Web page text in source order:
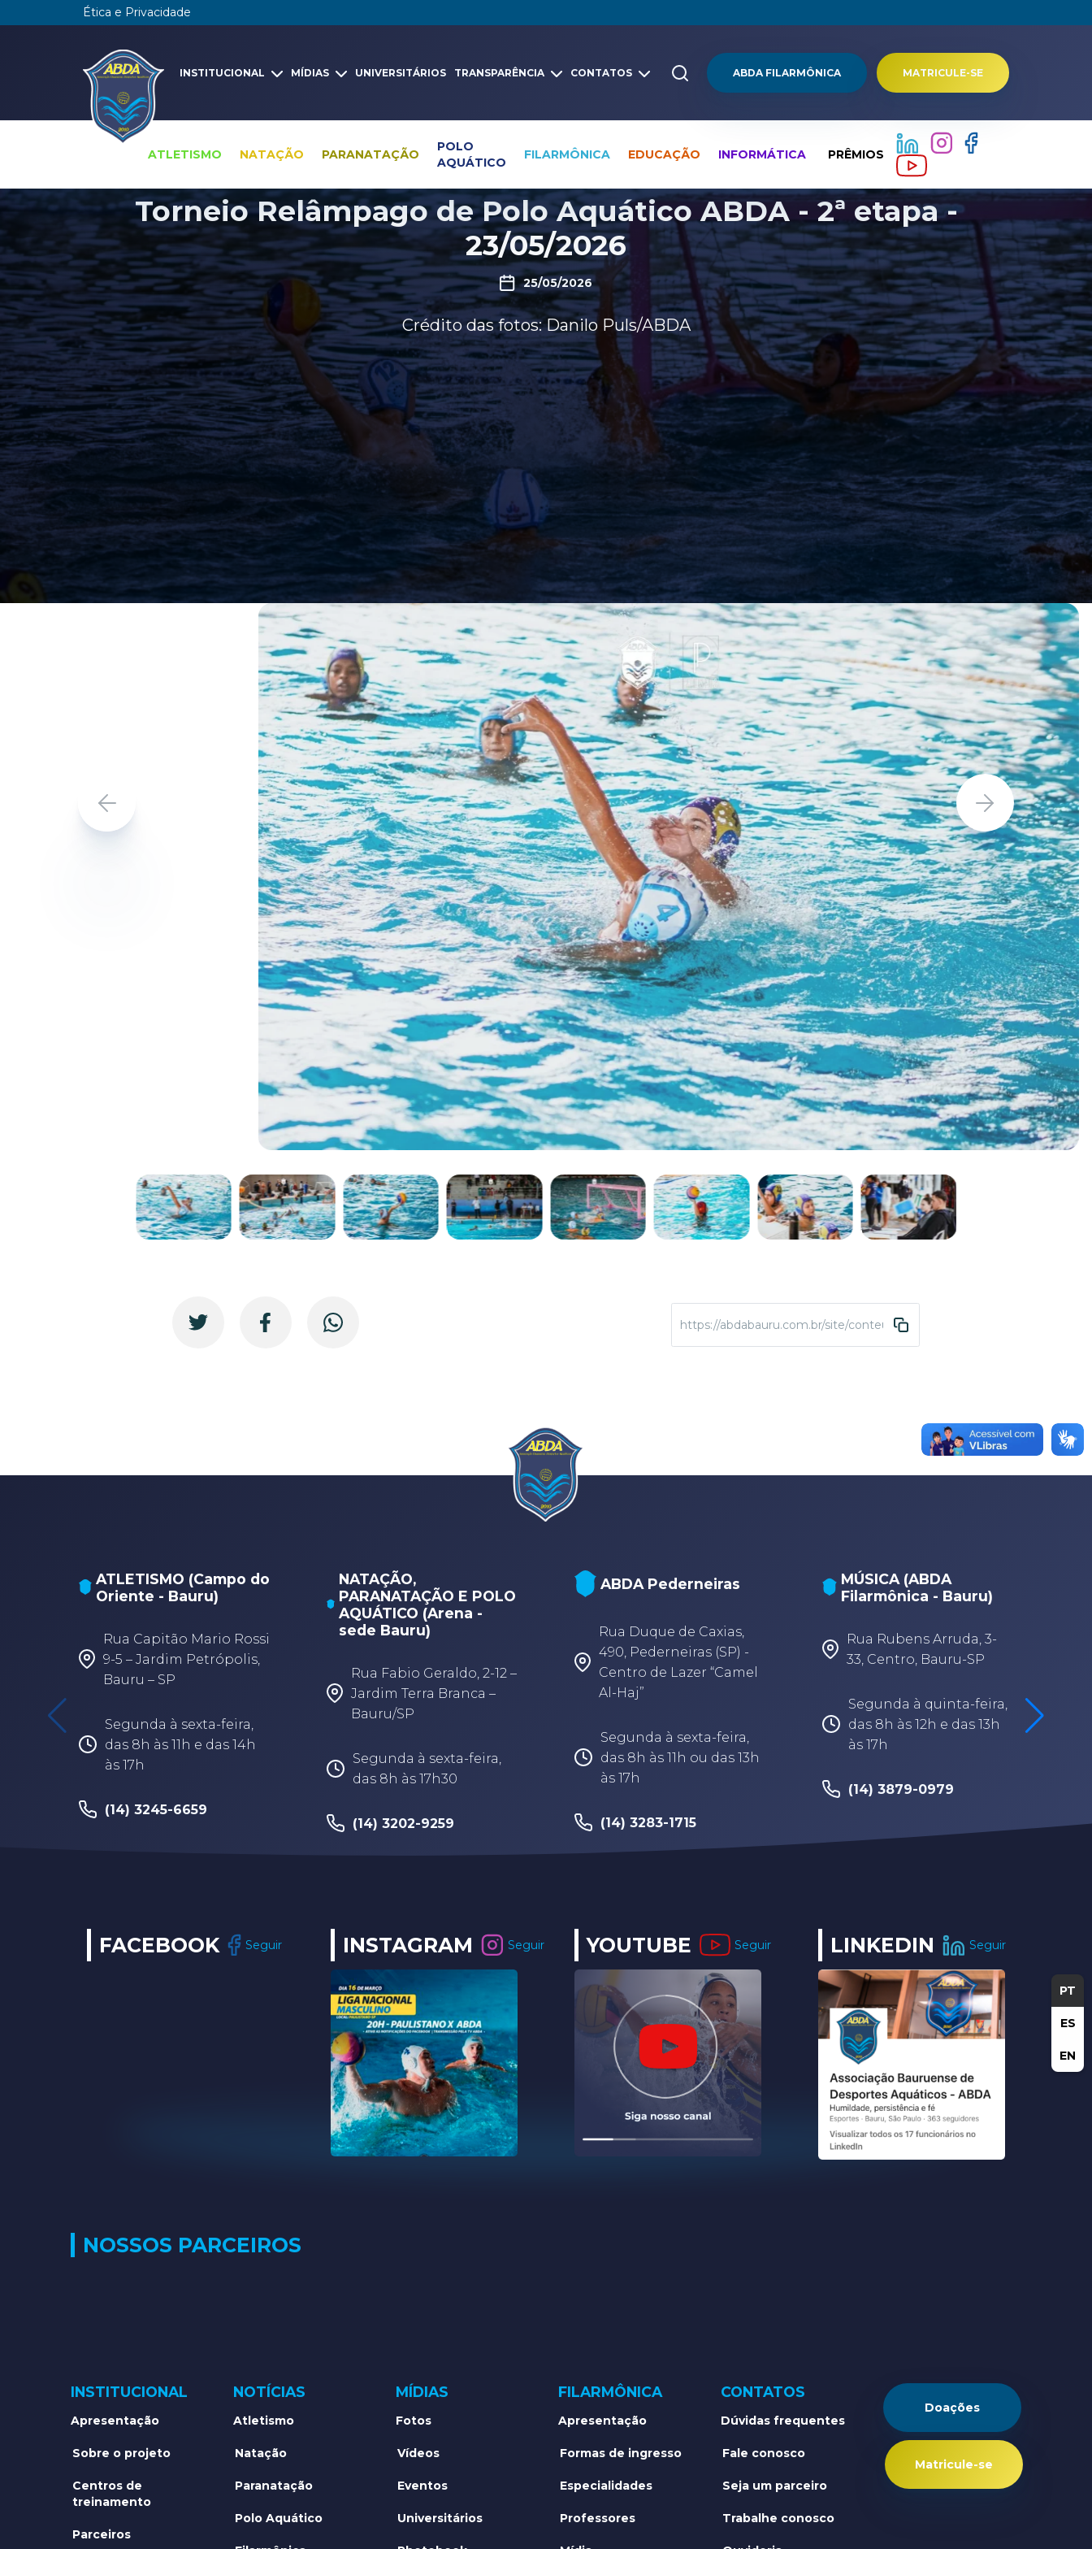
Ética e Privacidade
INSTITUCIONAL MÍDIAS UNIVERSITÁRIOS TRANSPARÊNCIA CONTATOS ABDA FILARMÔNICA MATRICULE-SE
ATLETISMO NATAÇÃO PARANATAÇÃO
POLO
AQUÁTICO
FILARMÔNICA EDUCAÇÃO INFORMÁTICA PRÊMIOS
PT
ES
EN
Pesquisa global Galerias Polo Aquático galeria
Torneio Relâmpago de Polo Aquático ABDA - 2ª etapa -
23/05/2026
25/05/2026
Crédito das fotos: Danilo Puls/ABDA
https://abdabauru.com.br/site/conteudo/4413-torneio-relampago-de-
NATAÇÃO,
PARANATAÇÃO E POLO
sede Bauru)
Rua Fabio Geraldo, 2-12 –
Segunda à sexta-feira,
ABDA Pederneiras
Rua Duque de Caxias,
Centro de Lazer “Camel
Al-Haj”
das 8h às 11h ou das 13h
às 17h
(14) 3283-1715
MÚSICA (ABDA
Filarmônica - Bauru)
Rua Rubens Arruda, 3-
33, Centro, Bauru-SP
Segunda à quinta-feira,
às 17h
NATAÇÃO E POLO
AQUÁTICO (Unidade
Av. Lúcio Luciano, 11-75 -
SP
Segunda à sexta-feira,
FACEBOOK Seguir INSTAGRAM Seguir YOUTUBE Seguir LINKEDIN Seguir
NOSSOS PARCEIROS
INSTITUCIONAL
Apresentação
Sobre o projeto
Centros de
treinamento
Parceiros
NOTÍCIAS
Atletismo
Natação
Paranatação
Polo Aquático
MÍDIAS
Fotos
Vídeos
Eventos
Universitários
FILARMÔNICA
Apresentação
Formas de ingresso
Especialidades
Professores
CONTATOS
Dúvidas frequentes
Fale conosco
Seja um parceiro
Trabalhe conosco
Doações
Matricule-se